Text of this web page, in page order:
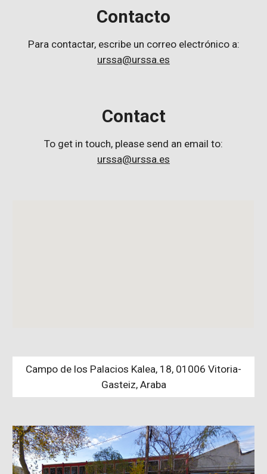
Contacto
Para contactar, escribe un correo electrónico a:
urssa@urssa.es
Contact
To get in touch, please send an email to:
urssa@urssa.es
Campo de los Palacios Kalea, 18, 01006 Vitoria-
Gasteiz, Araba